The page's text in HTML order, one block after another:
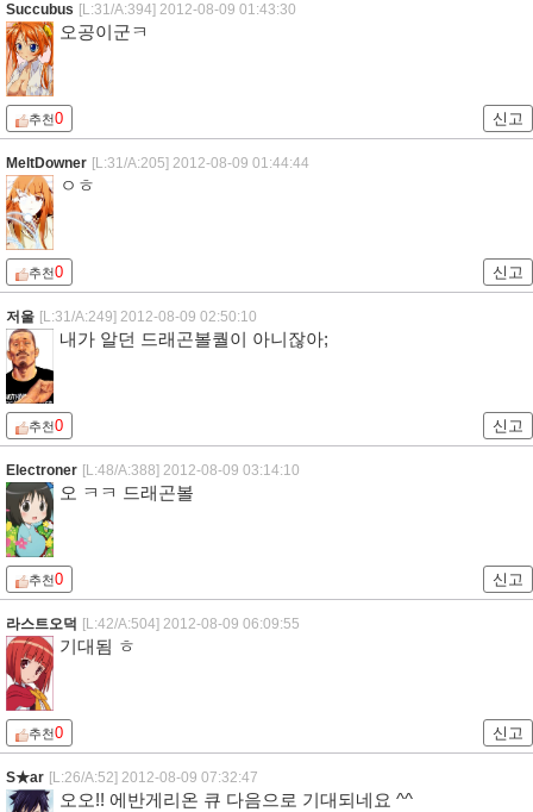
Succubus [L:31/A:394] 2012-08-09 01:43:30
오공이군ㅋ
추천0 신고
MeltDowner [L:31/A:205] 2012-08-09 01:44:44
ㅇㅎ
추천0 신고
저울 [L:31/A:249] 2012-08-09 02:50:10
내가 알던 드래곤볼퀄이 아니잖아;
추천0 신고
Electroner [L:48/A:388] 2012-08-09 03:14:10
오 ㅋㅋ 드래곤볼
추천0 신고
라스트오덕 [L:42/A:504] 2012-08-09 06:09:55
기대됨 ㅎ
추천0 신고
S★ar [L:26/A:52] 2012-08-09 07:32:47
오오!! 에반게리온 큐 다음으로 기대되네요 ^^